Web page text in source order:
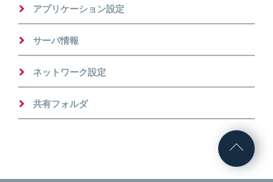
アプリケーション設定
サーバ情報
ネットワーク設定
共有フォルダ